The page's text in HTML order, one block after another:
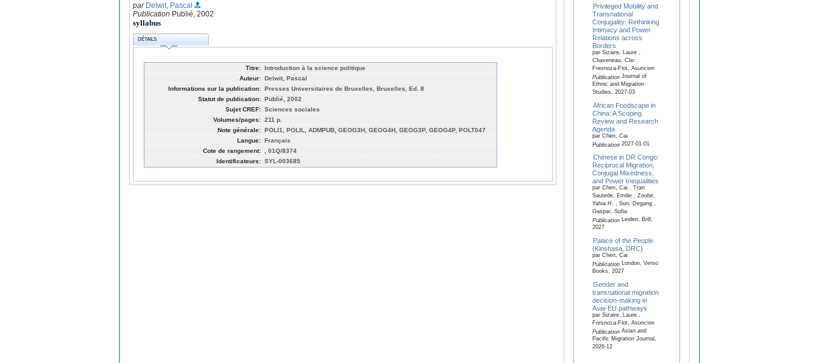
par Delwit, Pascal
Publication Publié, 2002
syllabus
DÉTAILS
Titre: Introduction à la science politique
Auteur: Delwit, Pascal
Informations sur la publication: Presses Universitaires de Bruxelles, Bruxelles, Ed. 8
Statut de publication: Publié, 2002
Sujet CREF: Sciences sociales
Volumes/pages: 211 p.
Note générale: POLI1, POLIL, ADMPUB, GEOG3H, GEOG4H, GEOG3P, GEOG4P, POLT047
Langue: Français
Cote de rangement:
, 01Q/8374
Identificateurs: SYL-003685
Privileged Mobility and
Transnational
Conjugality: Rethinking
Intimacy and Power
Relations across
Borders
par Sizaire, Laure ,
Chaveneau, Clio ,
Fresnoza-Flot, Asuncion
PublicationJournal of
Ethnic and Migration
Studies, 2027-03
African Foodscape in
China: A Scoping
Review and Research
Agenda
par Chen, Cai
Publication2027-01-01
Chinese in DR Congo:
Reciprocal Migration,
Conjugal Mixedness,
and Power Inequalities
par Chen, Cai , Tran
Sautede, Emilie , Zoubir,
Yahia H. , Sun, Degang ,
Gaspar, Sofia
PublicationLeiden, Brill,
2027
Palace of the People
(Kinshasa, DRC)
par Chen, Cai
PublicationLondon, Verso
Books, 2027
Gender and
transnational migration
decision-making in
Asia-EU pathways
par Sizaire, Laure ,
Fresnoza-Flot, Asuncion
PublicationAsian and
Pacific Migration Journal,
2026-12